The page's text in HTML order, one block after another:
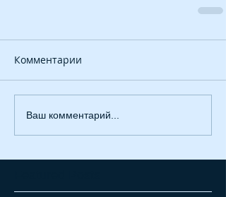
Комментарии
Ваш комментарий...